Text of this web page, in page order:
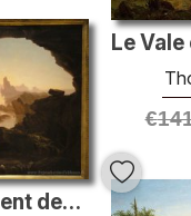
€
Le dégagement des eaux du déluge